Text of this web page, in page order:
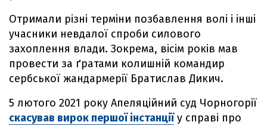
Отримали різні терміни позбавлення волі і інші
учасники невдалої спроби силового
захоплення влади. Зокрема, вісім років мав
провести за ґратами колишній командир
сербської жандармерії Братислав Дикич.
5 лютого 2021 року Апеляційний суд Чорногорії
скасував вирок першої інстанціїу справі про